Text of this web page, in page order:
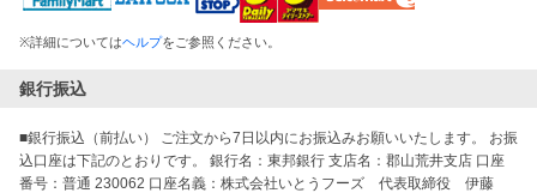
※詳細についてはヘルプをご参照ください。
銀行振込
■銀行振込（前払い） ご注文から7日以内にお振込みお願いいたします。 お振
込口座は下記のとおりです。 銀行名：東邦銀行 支店名：郡山荒井支店 口座
番号：普通 230062 口座名義：株式会社いとうフーズ 代表取締役 伊藤